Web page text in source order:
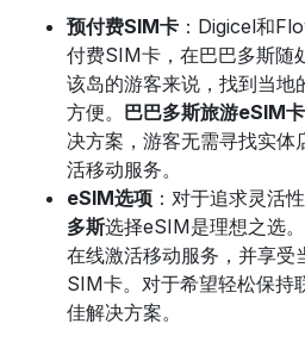
预付费SIM卡 ：Digicel和
付费SIM卡，在巴巴多斯随
该岛的游客来说，找到当
方便。 巴巴多斯旅游eSIM卡
决方案，游客无需寻找实体
活移动服务。
eSIM选项 ：对于追求灵活
多斯选择eSIM是理想之选
在线激活移动服务，并享受
SIM卡。对于希望轻松保持
佳解决方案。